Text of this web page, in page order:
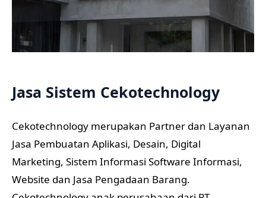
Jasa Sistem Cekotechnology
Cekotechnology merupakan Partner dan Layanan
Jasa Pembuatan Aplikasi, Desain, Digital
Marketing, Sistem Informasi Software Informasi,
Website dan Jasa Pengadaan Barang.